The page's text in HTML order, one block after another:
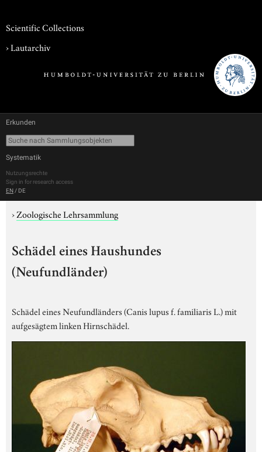
Scientific Collections
›Lautarchiv
Erkunden
Systematik
Nutzungsrechte
Sign in for research access
EN / DE
›Zoologische Lehrsammlung
Schädel eines Haushundes
(Neufundländer)
Schädel eines Neufundländers (Canis lupus f. familiaris L.) mit
aufgesägtem linken Hirnschädel.